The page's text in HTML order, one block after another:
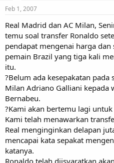
s
t
a
t
e
r
e
Feb 1, 2007
Real Madrid dan AC Milan,
temu soal transfer Ronaldo
pendapat mengenai harga
pemain Brazil yang tiga kali
itu.
?Belum ada kesepakatan
Milan Adriano Galliani kepada
Bernabeu.
?Kami akan bertemu lagi
Kami telah menawarkan
Real menginginkan delapan
mencapai kata sepakat
katanya.
Ronaldo telah diisyaratkan